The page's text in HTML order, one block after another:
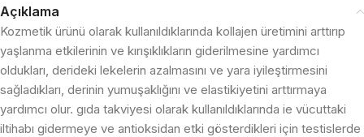
Açıklama
Kozmetik ürünü olarak kullanıldıklarında kollajen üretimini arttırıp
yaşlanma etkilerinin ve kırışıklıkların giderilmesine yardımcı
oldukları, derideki lekelerin azalmasını ve yara iyileştirmesini
sağladıkları, derinin yumuşaklığını ve elastikiyetini arttırmaya
yardımcı olur. gıda takviyesi olarak kullanıldıklarında ie vücuttaki
iltihabı gidermeye ve antioksidan etki gösterdikleri için testislerde